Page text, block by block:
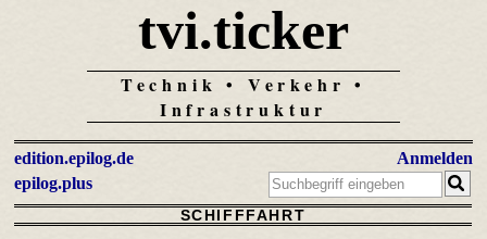
tvi.ticker
Technik • Verkehr •
Infrastruktur
edition.epilog.de
epilog.plus
Anmelden
SCHIFFFAHRT